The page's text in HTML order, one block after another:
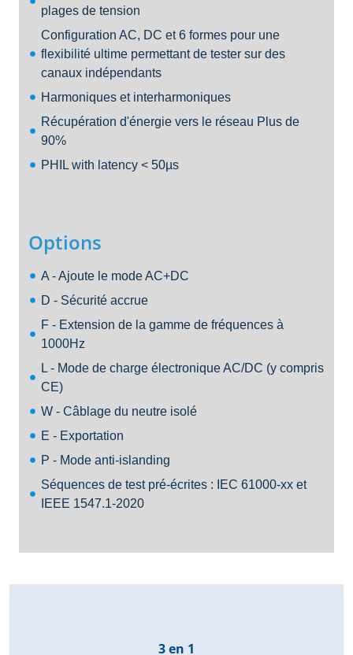
plages de tension
Configuration AC, DC et 6 formes pour une
flexibilité ultime permettant de tester sur des
canaux indépendants
Harmoniques et interharmoniques
Récupération d'énergie vers le réseau Plus de
90%
PHIL with latency < 50µs
Options
A - Ajoute le mode AC+DC
D - Sécurité accrue
F - Extension de la gamme de fréquences à
1000Hz
L - Mode de charge électronique AC/DC (y compris
CE)
W - Câblage du neutre isolé
E - Exportation
P - Mode anti-islanding
Séquences de test pré-écrites : IEC 61000-xx et
IEEE 1547.1-2020
3 en 1